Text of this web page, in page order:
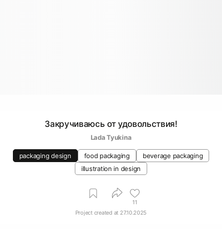
Закручиваюсь от удовольствия!
Lada Tyukina
packaging design food packaging
beverage packaging
illustration in design
11
Project created at 27.10.2025